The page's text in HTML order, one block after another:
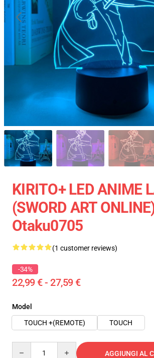
KIRITO+ LED ANIME
(SWORD ART
Otaku0705
(1 customer reviews)
-34%
22,99 € - 27,59 €
Model
TOUCH +(REMOTE)
TOUCH
AGGIUNGI AL